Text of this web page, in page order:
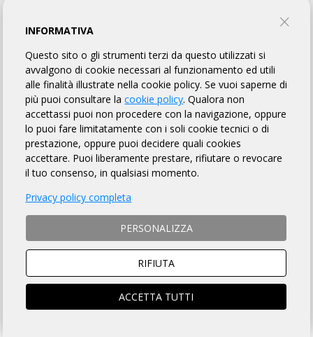
MODULO D'ISCRIZIONE
ENGLISH VERSION
MODALITÀ DI ISCRIZIONE
MODALITÀ DI PAGAMENTO
ISTRUZIONI PER ISCRIZIONI ONLINE
SOCIO ARI
iscrizione compilata
NON SOCIO ARI
brevetto
INFORMATIVA
Questo sito o gli strumenti terzi da questo utilizzati si
avvalgono di cookie necessari al funzionamento ed utili
alle finalità illustrate nella cookie policy. Se vuoi saperne di
più puoi consultare lacookie policy. Qualora non
accettassi puoi non procedere con la navigazione, oppure
lo puoi fare limitatamente con i soli cookie tecnici o di
prestazione, oppure puoi decidere quali cookies
accettare. Puoi liberamente prestare, rifiutare o revocare
il tuo consenso, in qualsiasi momento.
Privacy policy completa
PERSONALIZZA
RIFIUTA
ACCETTA TUTTI